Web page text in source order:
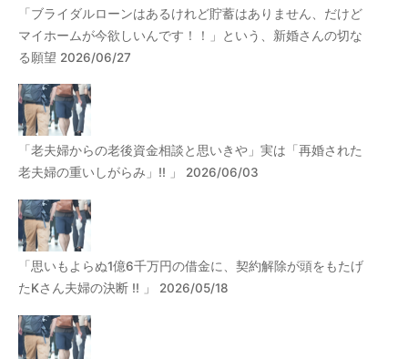
「ブライダルローンはあるけれど貯蓄はありません、だけど
マイホームが今欲しいんです！！」という、新婚さんの切な
る願望 2026/06/27
「老夫婦からの老後資金相談と思いきや」実は「再婚された
老夫婦の重いしがらみ」!! 」 2026/06/03
「思いもよらぬ1億6千万円の借金に、契約解除が頭をもたげ
たKさん夫婦の決断 !! 」 2026/05/18